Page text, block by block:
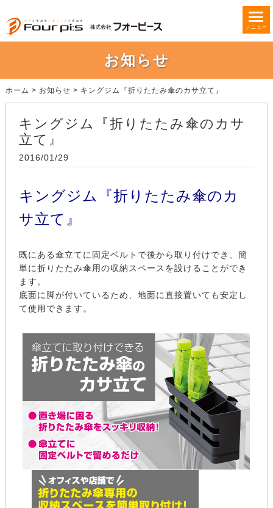
メニュー
お知らせ
ホーム > お知らせ > キングジム『折りたたみ傘のカサ立て』
キングジム『折りたたみ傘のカサ
立て』
2016/01/29
キングジム『折りたたみ傘のカ
サ立て』
既にある傘立てに固定ベルトで後から取り付けでき、簡
単に折りたたみ傘用の収納スペースを設けることができ
ます。
底面に脚が付いているため、地面に直接置いても安定し
て使用できます。